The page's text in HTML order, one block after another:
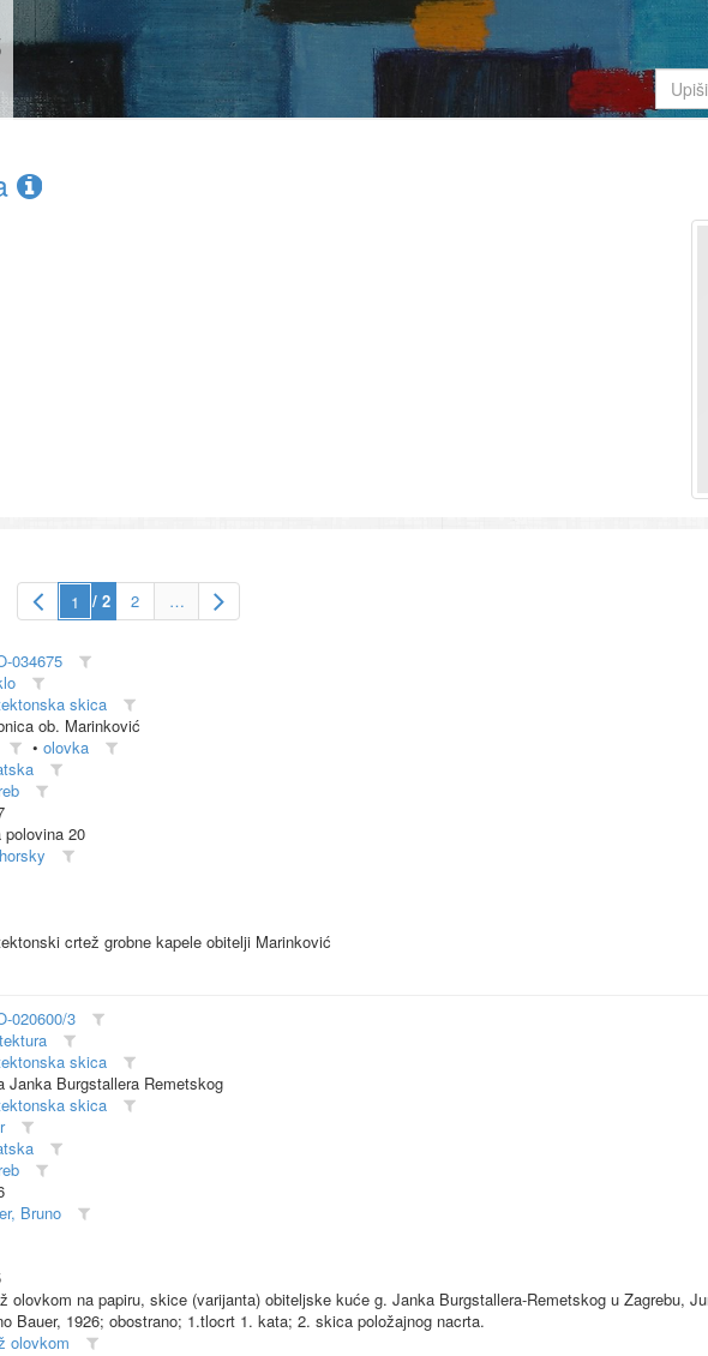
/ 2 2 …
034675
skica
ob. Marinković
• olovka
polovina 20
crtež grobne kapele obitelji Marinković
020600/3
skica
Janka Burgstallera Remetskog
skica
Bruno
olovkom na papiru, skice (varijanta) obiteljske kuće g. Janka Burgstallera-Remetskog u Zagrebu,
Bauer, 1926; obostrano; 1.tlocrt 1. kata; 2. skica položajnog nacrta.
olovkom